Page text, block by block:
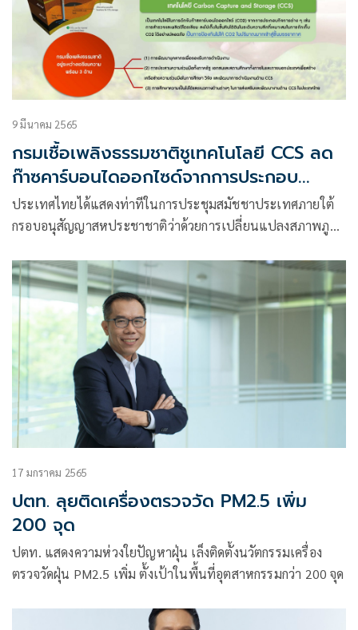
9 มีนาคม 2565
กรมเชื้อเพลิงธรรมชาติชูเทคโนโลยี CCS ลด
ก๊าซคาร์บอนไดออกไซด์จากการประกอบ
กิจการปิโตรเลียม
ประเทศไทยได้แสดงท่าทีในการประชุมสมัชชาประเทศภายใต้
กรอบอนุสัญญาสหประชาชาติว่าด้วยการเปลี่ยนแปลงสภาพภูมิ
17 มกราคม 2565
ปตท. ลุยติดเครื่องตรวจวัด PM2.5 เพิ่ม
200 จุด
ปตท. แสดงความห่วงใยปัญหาฝุ่น เล็งติดตั้งนวัตกรรมเครื่อง
ตรวจวัดฝุ่น PM2.5 เพิ่ม ตั้งเป้าในพื้นที่อุตสาหกรรมกว่า 200 จุด